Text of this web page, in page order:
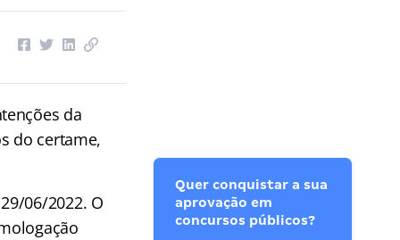
da
do certame,
06/2022. O
Quer conquistar a sua
aprovação em
concursos públicos?